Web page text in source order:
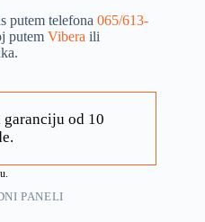
putem telefona 065/613-
putem Vibera ili
od 10
PANELI